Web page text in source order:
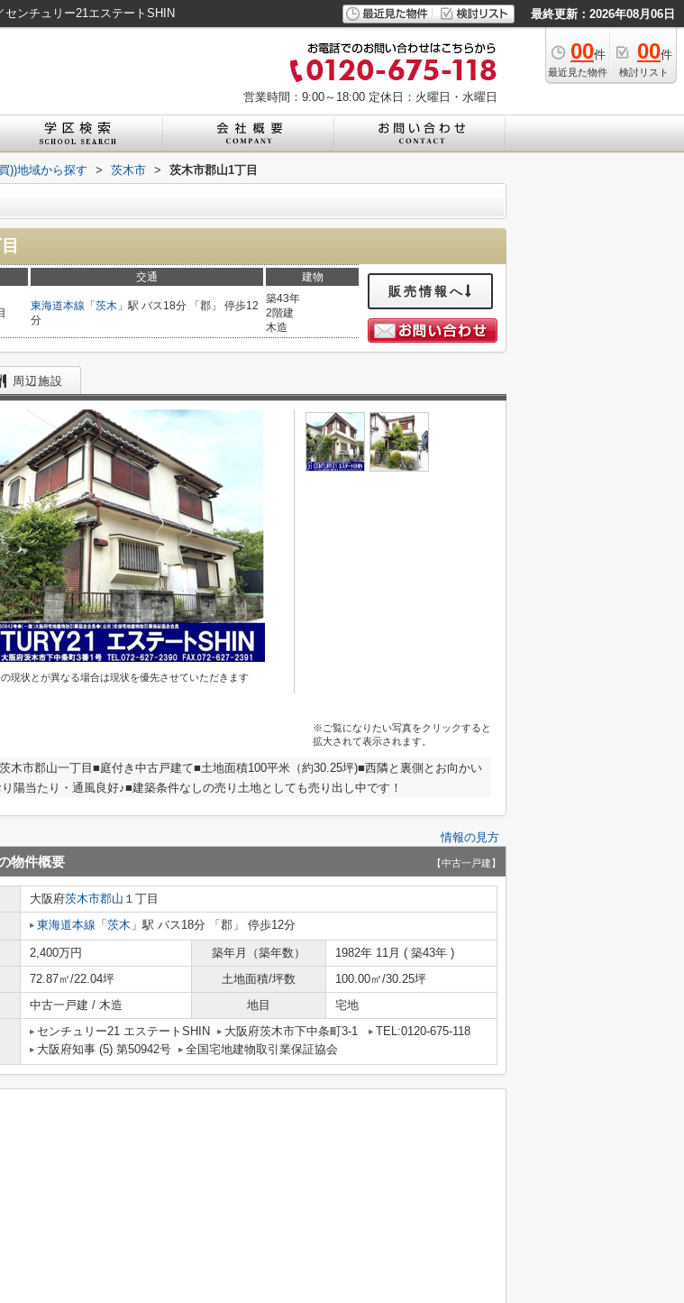
ンチュリー21エステートSHIN 最終更新：2026年08月06日
00件
最近見た物件
00件
検討リスト
営業時間：9:00～18:00 定休日：火曜日・水曜日
))地域から探す > 茨木市 > 茨木市郡山1丁目
交通 建物
東海道本線 「 茨木 」駅 バス18分 「郡」 停歩12
分
築43年
2階建
木造
販売情報へ
周辺施設
現状とが異なる場合は現状を優先させていただきます
※ご覧になりたい写真をクリックすると
拡大されて表示されます。
茨木市郡山一丁目■庭付き中古戸建て■土地面積100平米（約30.25坪)■西隣と裏側とお向かい
陽当たり・通風良好♪■建築条件なしの売り土地としても売り出し中です！
情報の見方
物件概要 【中古一戸建】
大阪府茨木市郡山 １丁目
東海道本線 「 茨木 」駅 バス18分 「郡」 停歩12分
2,400万円 築年月（築年数）
1982年 11月 ( 築43年 )
72.87㎡/22.04坪 土地面積/坪数
100.00㎡/30.25坪
中古一戸建 / 木造 地目 宅地
センチュリー21 エステートSHIN 大阪府茨木市下中条町3-1
TEL:0120-675-118
大阪府知事 (5) 第50942号
全国宅地建物取引業保証協会